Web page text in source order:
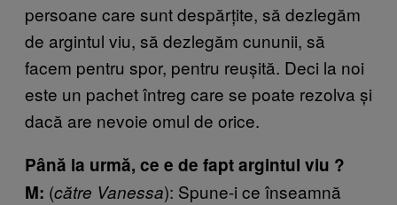
persoane care sunt despărțite, să dezlegăm
de argintul viu, să dezlegăm cununii, să
facem pentru spor, pentru reușită. Deci la noi
este un pachet întreg care se poate rezolva și
dacă are nevoie omul de orice.
Până la urmă, ce e de fapt argintul viu ?
M: (către Vanessa): Spune-i ce înseamnă